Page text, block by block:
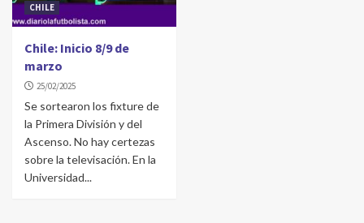
CHILE
Chile: Inicio 8/9 de
marzo
25/02/2025
Se sortearon los fixture de
la Primera División y del
Ascenso. No hay certezas
sobre la televisación. En la
Universidad...